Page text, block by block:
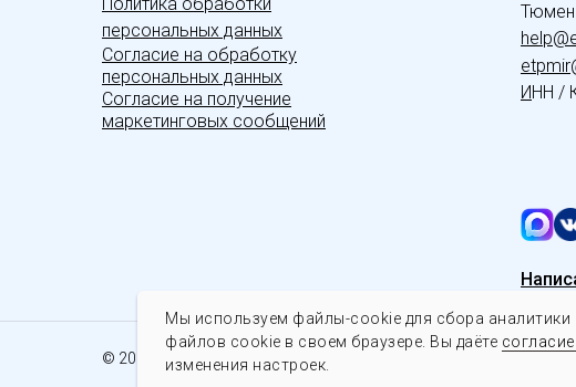
Мы используем файлы-cookie для сбора аналитики
файлов cookie в своем браузере. Вы даёте согласие
изменения настроек.
© 2022-2026 ООО «ЭТП МИР». Все права защищены.
персональных данных
Согласие на обработку
персональных данных
Согласие на получение
маркетинговых сообщений
И НН /